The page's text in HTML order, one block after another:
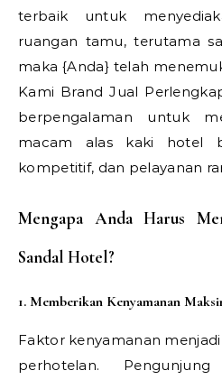
terbaik untuk
ruangan tamu, terutama
maka {Anda} telah
Kami Brand Jual
berpengalaman untuk
macam alas kaki hotel
kompetitif, dan pelayanan
Mengapa Anda Harus
Sandal Hotel?
1. Memberikan Kenyamanan
Faktor kenyamanan
perhotelan.